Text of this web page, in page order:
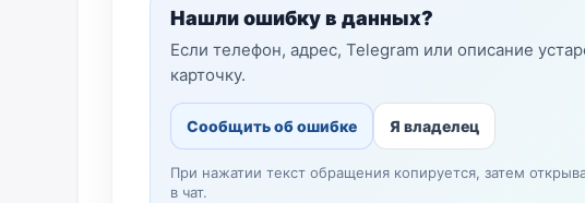
Нашли ошибку в данных?
Если телефон, адрес, Telegram или описание
карточку.
Сообщить об ошибке Я владелец
При нажатии текст обращения копируется, затем
в чат.